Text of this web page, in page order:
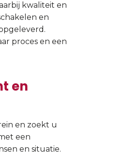
kwaliteit en
en
proces en een
en
en zoekt u
een
en situatie.